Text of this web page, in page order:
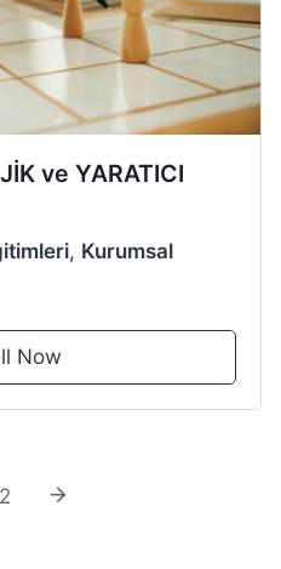
ve YARATICI
, Kurumsal
Now
2